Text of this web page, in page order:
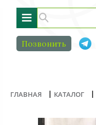
≡
Позвонить
ГЛАВНАЯ | КАТАЛОГ |